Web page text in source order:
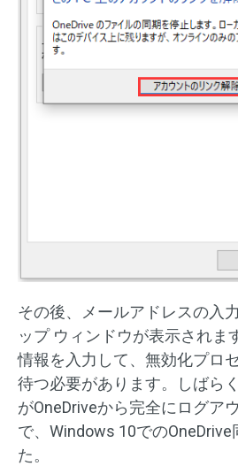
その後、メールアドレスの入
ップ ウィンドウが表示されま
情報を入力して、無効化プロ
待つ必要があります。しばら
がOneDriveから完全にログア
で、Windows 10での
た。